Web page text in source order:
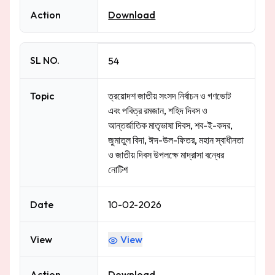
Action Download
SL NO. 54
Topic
ত্রয়োদশ জাতীয় সংসদ নির্বাচন ও গণভোট
এবং পবিত্র রমজান, শহিদ দিবস ও
আন্তর্জাতিক মাতৃভাষা দিবস, শব-ই-কদর,
জুমাতুল বিদা, ঈদ-উল-ফিতর, মহান স্বাধীনতা
ও জাতীয় দিবস উপলক্ষে মাদ্রাসা বন্ধের
নোটিশ
Date 10-02-2026
View View